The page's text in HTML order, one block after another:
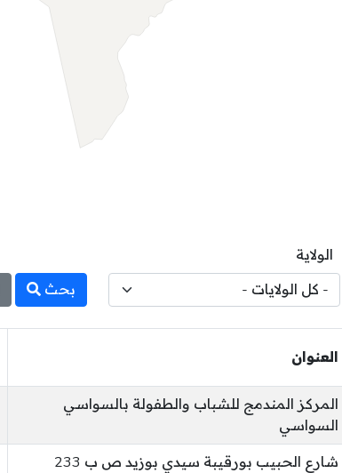
الولاية
بحث
العنوان
المركز المندمج للشباب والطفولة بالسواسي
السواسي
شارع الحبيب بورقيبة سيدي بوزيد ص ب 233